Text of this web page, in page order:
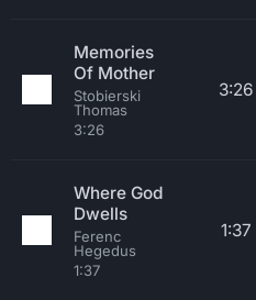
Memories
Of Mother
Stobierski
Thomas
3:26
3:26
Where God
Dwells
Ferenc
Hegedus
1:37
1:37